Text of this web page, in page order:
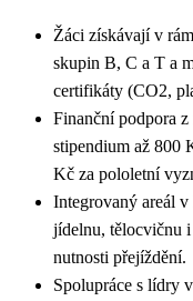
Žáci získávají v
skupin B, C a T a
certifikáty (CO2,
Finanční podpora
stipendium až 800
Kč za pololetní
Integrovaný areál
jídelnu, tělocvičnu i
nutnosti přejíždění.
Spolupráce s lídry